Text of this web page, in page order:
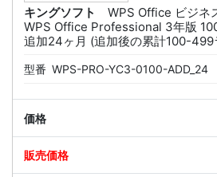
キングソフト
WPS Office ビジネ
WPS Office Professional 3年版
追加24ヶ月 (追加後の累計100-499
型番 WPS-PRO-YC3-0100-ADD_24